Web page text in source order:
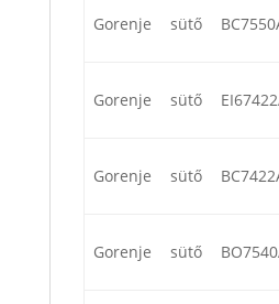
Gorenje sütő
Gorenje sütő
Gorenje sütő
Gorenje sütő